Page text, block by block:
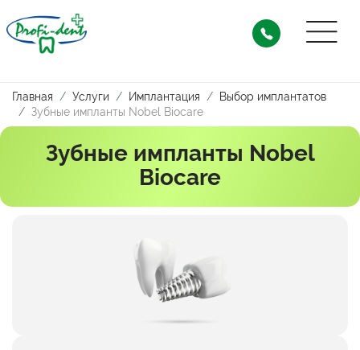
Главная Услуги Имплантация
Выбор имплантатов
Зубные импланты Nobel Biocare
Зубные импланты Nobel
Biocare